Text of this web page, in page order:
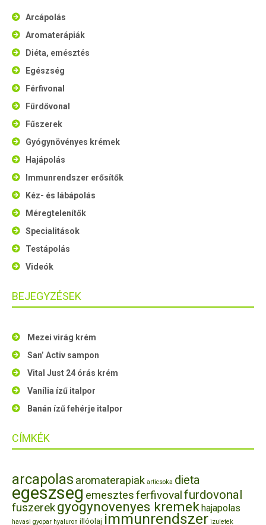
Arcápolás
Aromaterápiák
Diéta, emésztés
Egészség
Férfivonal
Fürdővonal
Fűszerek
Gyógynövényes krémek
Hajápolás
Immunrendszer erősítők
Kéz- és lábápolás
Méregtelenítők
Specialitások
Testápolás
Videók
BEJEGYZÉSEK
Mezei virág krém
San’ Activ sampon
Vital Just 24 órás krém
Vanília ízű italpor
Banán ízű fehérje italpor
CÍMKÉK
arcapolas aromaterapiak articsoka dieta
egeszseg emesztesferfivovalfurdovonal
fuszerekgyogynovenyes kremek hajapolas
havasi gyopar hyaluron illóolaj immunrendszer izuletek